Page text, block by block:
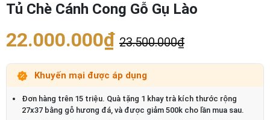
Tủ Chè Cánh Cong Gỗ Gụ Lào
22.000.000₫ 23.500.000₫
Khuyến mại được áp dụng
Đơn hàng trên 15 triệu. Quà tặng 1 khay trà kích thước rộng
27x37 bằng gỗ hương đá, và được giảm 500k cho lần mua sau.